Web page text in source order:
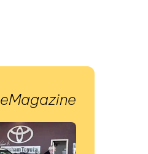
eMagazine